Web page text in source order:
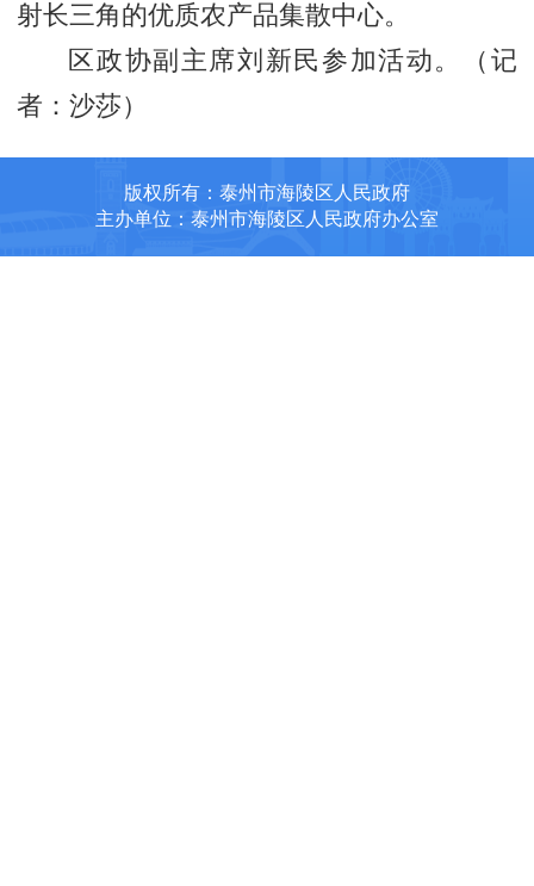
射长三角的优质农产品集散中心。
区政协副主席刘新民参加活动。（记
者：沙莎）
版权所有：泰州市海陵区人民政府
主办单位：泰州市海陵区人民政府办公室